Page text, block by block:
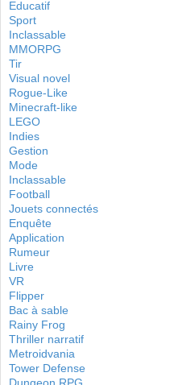
Educatif
Sport
Inclassable
MMORPG
Tir
Visual novel
Rogue-Like
Minecraft-like
LEGO
Indies
Gestion
Mode
Inclassable
Football
Jouets connectés
Enquête
Application
Rumeur
Livre
VR
Flipper
Bac à sable
Rainy Frog
Thriller narratif
Metroidvania
Tower Defense